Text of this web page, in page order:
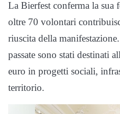
La Bierfest conferma la sua
oltre 70 volontari
riuscita della
passate sono stati destinati
euro in progetti sociali,
territorio.